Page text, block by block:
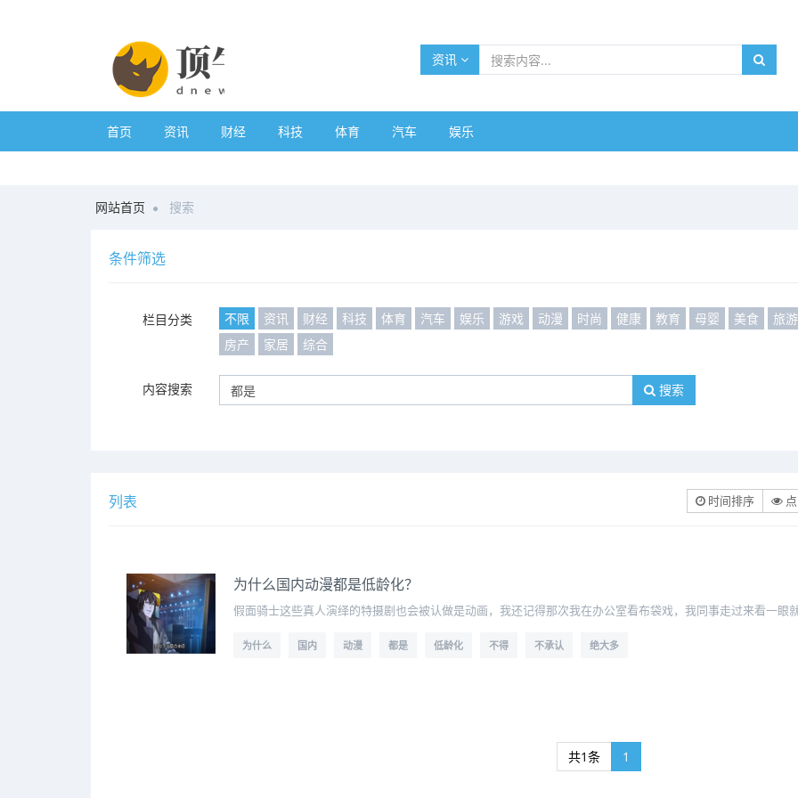
资讯
首页 资讯 财经 科技 体育 汽车 娱乐
网站首页 搜索
条件筛选
栏目分类 不限 资讯 财经 科技 体育 汽车 娱乐 游戏 动漫 时尚 健康 教育 母婴 美食 旅游
房产
家居 综合
内容搜索 搜索
列表 时间排序
为什么国内动漫都是低龄化？
假面骑士这些真人演绎的特摄剧也会被认做是动画，我还记得那次我在办公室看布袋戏，我同事走过来看一眼
为什么 国内 动漫 都是 低龄化 不得 不承认 绝大多
共1条 1